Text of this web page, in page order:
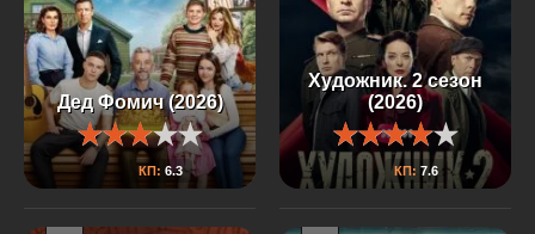
Дед Фомич (2026)
КП: 6.3
Художник. 2 сезон
(2026)
КП: 7.6